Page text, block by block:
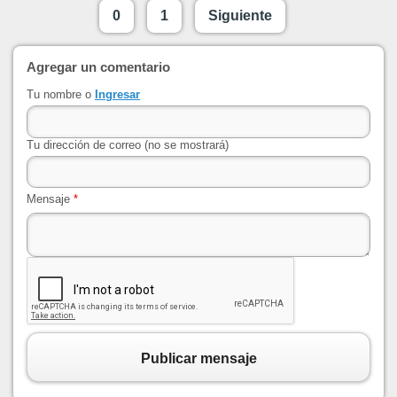
0 1 Siguiente
Agregar un comentario
Tu nombre o Ingresar
Tu dirección de correo (no se mostrará)
Mensaje *
Publicar mensaje